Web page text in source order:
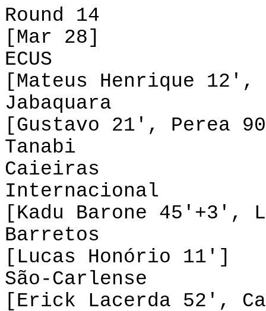
Round 14
[Mar 28]
ECUS 2-0
[Mateus Henrique
Jabaquara
[Gustavo 21', Perea
Tanabi 0-0
Caieiras
Internacional
[Kadu Barone 45'+3',
Barretos 1-
[Lucas Honório 11']
São-Carlense
[Erick Lacerda 52',